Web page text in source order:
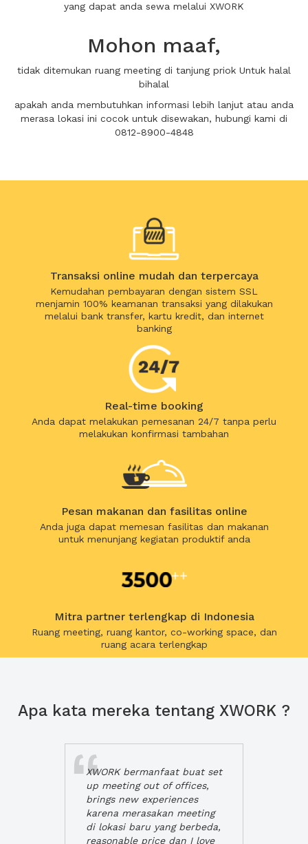
yang dapat anda sewa melalui XWORK
Mohon maaf,
tidak ditemukan ruang meeting di tanjung priok Untuk halal
bihalal
apakah anda membutuhkan informasi lebih lanjut atau anda
merasa lokasi ini cocok untuk disewakan, hubungi kami di
0812-8900-4848
Transaksi online mudah dan terpercaya
Kemudahan pembayaran dengan sistem SSL
menjamin 100% keamanan transaksi yang dilakukan
melalui bank transfer, kartu kredit, dan internet
banking
Real-time booking
Anda dapat melakukan pemesanan 24/7 tanpa perlu
melakukan konfirmasi tambahan
Pesan makanan dan fasilitas online
Anda juga dapat memesan fasilitas dan makanan
untuk menunjang kegiatan produktif anda
Mitra partner terlengkap di Indonesia
Ruang meeting, ruang kantor, co-working space, dan
ruang acara terlengkap
Apa kata mereka tentang XWORK ?
XWORK bermanfaat buat set
up meeting out of offices,
brings new experiences
karena merasakan meeting
di lokasi baru yang berbeda,
reasonable price dan I love